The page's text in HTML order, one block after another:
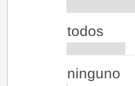
todos
ninguno